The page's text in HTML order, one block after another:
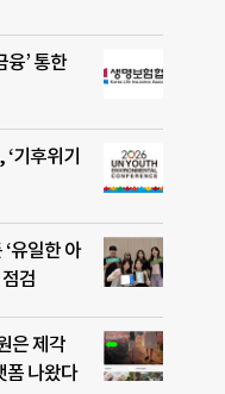
융’ 통한
기후위기
유일한 아
검
은 제각
폼 나왔다